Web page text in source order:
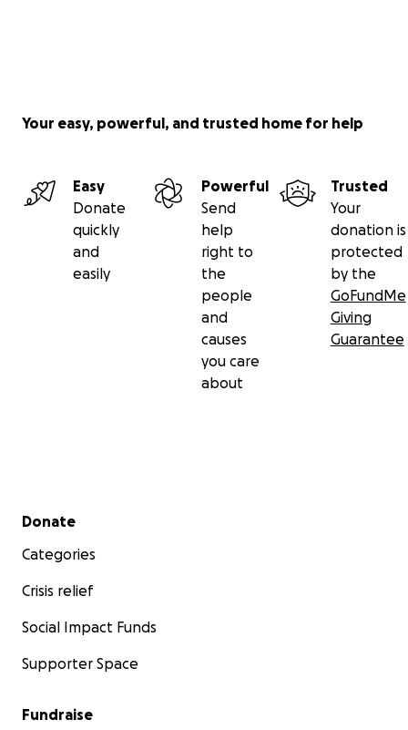
Your easy, powerful, and trusted home for help
Easy
Donate
quickly
and
easily
Powerful
Send
help
right to
the
people
and
causes
you care
about
Trusted
Your
donation is
protected
by the
GoFundMe
Giving
Guarantee
Secondary menu
Donate
Categories
Crisis relief
Social Impact Funds
Supporter Space
Fundraise